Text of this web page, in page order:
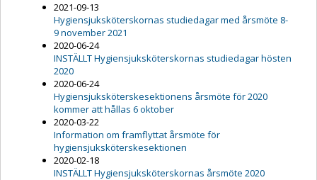
2021-09-13
Hygiensjuksköterskornas studiedagar med årsmöte 8-
9 november 2021
2020-06-24
INSTÄLLT Hygiensjuksköterskornas studiedagar hösten
2020
2020-06-24
Hygiensjuksköterskesektionens årsmöte för 2020
kommer att hållas 6 oktober
2020-03-22
Information om framflyttat årsmöte för
hygiensjuksköterskesektionen
2020-02-18
INSTÄLLT Hygiensjuksköterskornas årsmöte 2020